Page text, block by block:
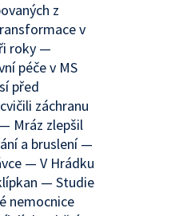
z
v
roky —
péče v MS
před
záchranu
Mráz zlepšil
a bruslení —
— V Hrádku
— Studie
nemocnice